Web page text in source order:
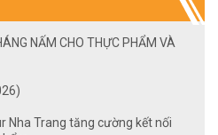
NẤM CHO THỰC PHẨM VÀ
Nha Trang tăng cường kết nối